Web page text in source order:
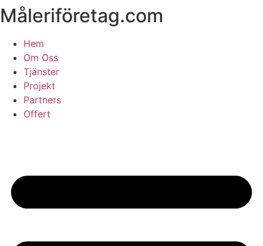
Skip
to
content
Måleriföretag.com
Hem
Om Oss
Tjänster
Projekt
Partners
Offert